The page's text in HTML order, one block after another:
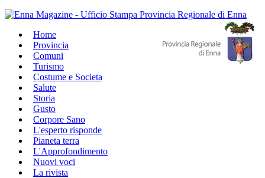
Home
Provincia
Comuni
Turismo
Costume e Societa
Salute
Storia
Gusto
Corpore Sano
L'esperto risponde
Pianeta terra
L'Approfondimento
Nuovi voci
La rivista